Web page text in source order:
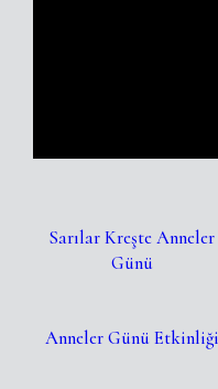
Sarılar Kreşte Anneler
Günü
Anneler Günü Etkinliği